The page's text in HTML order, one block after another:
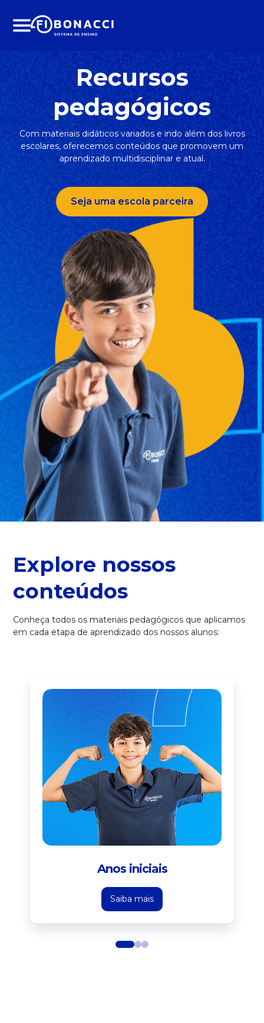
Menu
Recursos
pedagógicos
Com materiais didáticos variados e indo além dos livros
escolares, oferecemos conteúdos que promovem um
aprendizado multidisciplinar e atual.
Seja uma escola parceira
Explore nossos
conteúdos
Conheça todos os materiais pedagógicos que aplicamos
em cada etapa de aprendizado dos nossos alunos:
Anos iniciais
Saiba mais
1 2 3